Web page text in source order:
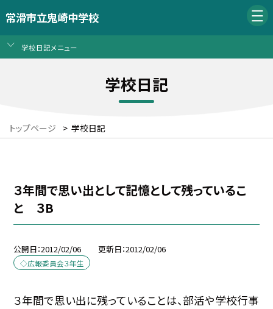
常滑市立鬼崎中学校
学校日記メニュー
学校日記
トップページ > 学校日記
３年間で思い出として記憶として残っているこ
と ３B
公開日 2012/02/06 更新日 2012/02/06
◇広報委員会３年生
３年間で思い出に残っていることは、部活や学校行事